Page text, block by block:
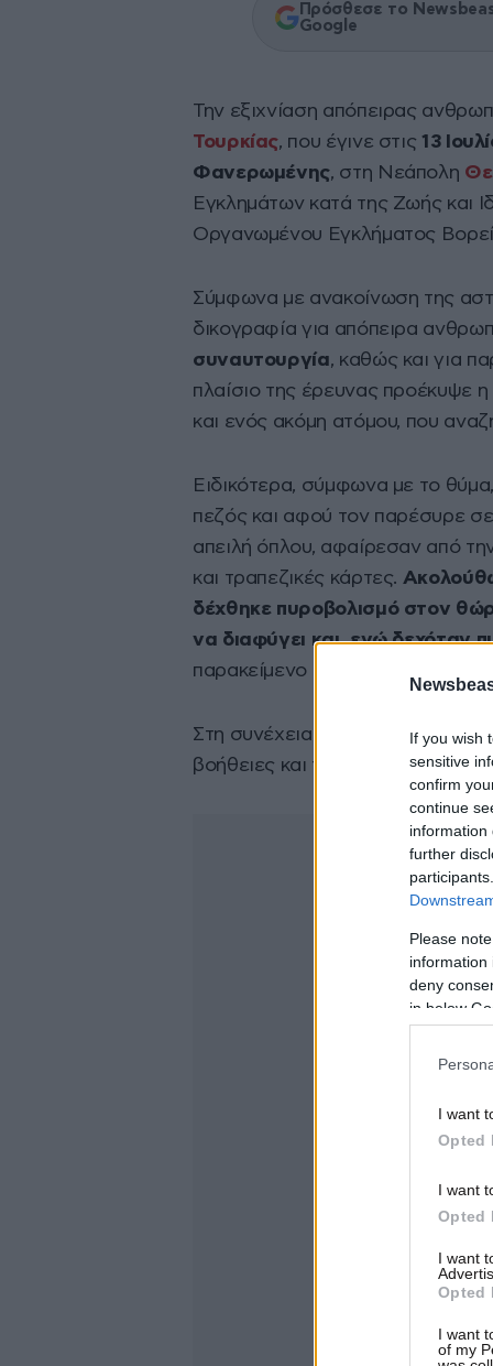
If you wish
sensitive
confirm
continue
information
further
Please
information
deny
in below
I want
Opted
I want
Opted
I want
Opted
I want
of my
Πρόσθεσε το
Google
Την εξιχνίαση απόπειρας
Τουρκίας, που έγινε στις13
Φανερωμένης, στη Νεάπολη
Εγκλημάτων κατά της Ζωής και
Οργανωμένου Εγκλήματος
Σύμφωνα με ανακοίνωση της
δικογραφία για απόπειρα
συναυτουργία, καθώς και για
πλαίσιο της έρευνας προέκυψε
και ενός ακόμη ατόμου, που
Ειδικότερα, σύμφωνα με το
πεζός και αφού τον παρέσυρε
απειλή όπλου, αφαίρεσαν από
και τραπεζικές κάρτες.
δέχθηκε πυροβολισμό στον
να διαφύγει και, ενώ δεχόταν
παρακείμενο πρατήριο υγρών
Στη συνέχεια μεταφέρθηκε με
βοήθειες και τη νοσηλεία του.